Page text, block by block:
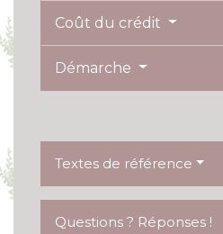
Coût du crédit
Démarche
Textes de référence
Questions ? Réponses !